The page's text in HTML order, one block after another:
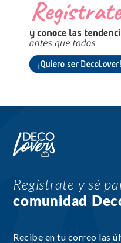
Regístrate y sé
comunidad
Recibe en tu correo las